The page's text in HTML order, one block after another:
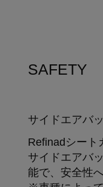
SAFETY
サイドエアバ
Refinadシート
サイドエアバ
能で、安全性